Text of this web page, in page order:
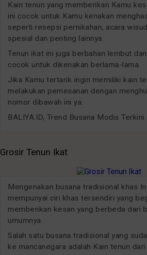
Kain tenun yang memberikan Kamu
ini cocok untuk Kamu kenakan
seperti resepsi pernikahan, acara
spesial dan penting lainnya.
Tenun ikat ini juga berbahan lembut
cocok untuk dikenakan berlama-lama.
Jika Kamu tertarik ingin memiliki kain
melakukan pemesanan dengan
nomor dibawah ini ya.
BALIYA.ID, Trend Busana Modis Terkini.
Grosir Tenun Ikat
Mengenakan busana tradisional khas
mempunyai ciri khas tersendiri yang
memberikan kesan yang berbeda dari
umumnya.
Salah satu busana tradisional yang
ke mancanegara adalah Kain tenun